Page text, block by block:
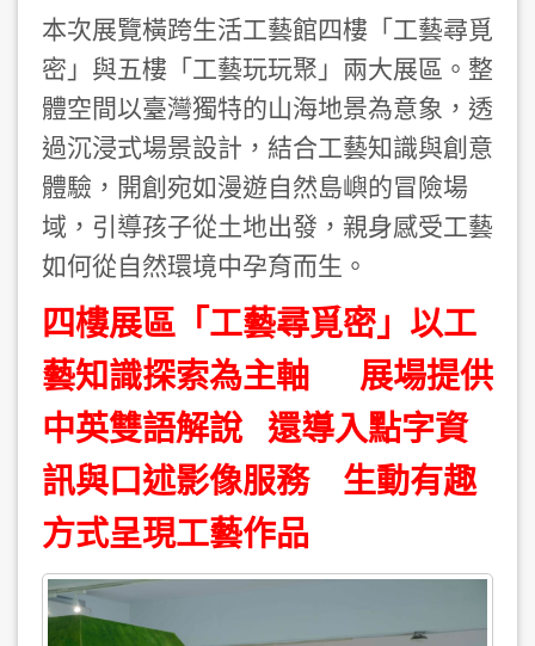
本次展覽橫跨生活工藝館四樓「工藝尋覓
密」與五樓「工藝玩玩聚」兩大展區。整
體空間以臺灣獨特的山海地景為意象，透
過沉浸式場景設計，結合工藝知識與創意
體驗，開創宛如漫遊自然島嶼的冒險場
域，引導孩子從土地出發，親身感受工藝
如何從自然環境中孕育而生。
四樓展區「工藝尋覓密」以工
藝知識探索為主軸 展場提供
中英雙語解說 還導入點字資
訊與口述影像服務
生動有趣
方式呈現工藝作品